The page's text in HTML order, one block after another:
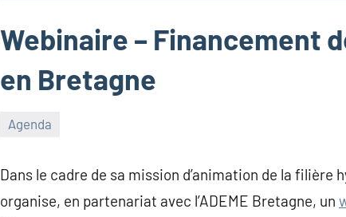
Webinaire – Financement
en Bretagne
Agenda
2023
Guillaume_Andre
Aucun
Dans le cadre de sa mission d’animation de la filière
organise, en partenariat avec l’ADEME Bretagne, un